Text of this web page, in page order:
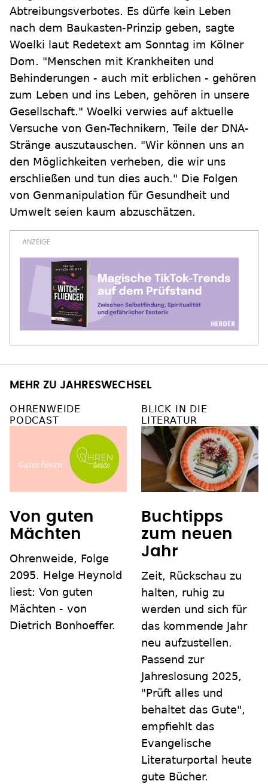
Abtreibungsverbotes. Es dürfe kein Leben
nach dem Baukasten-Prinzip geben, sagte
Woelki laut Redetext am Sonntag im Kölner
Dom. "Menschen mit Krankheiten und
Behinderungen - auch mit erblichen - gehören
zum Leben und ins Leben, gehören in unsere
Gesellschaft." Woelki verwies auf aktuelle
Versuche von Gen-Technikern, Teile der DNA-
Stränge auszutauschen. "Wir können uns an
den Möglichkeiten verheben, die wir uns
erschließen und tun dies auch." Die Folgen
von Genmanipulation für Gesundheit und
Umwelt seien kaum abzuschätzen.
MEHR ZU JAHRESWECHSEL
OHRENWEIDE
PODCAST
Von guten
Mächten
Ohrenweide, Folge
2095. Helge Heynold
liest: Von guten
Mächten - von
Dietrich Bonhoeffer.
BLICK IN DIE
LITERATUR
Buchtipps
zum neuen
Jahr
Zeit, Rückschau zu
halten, ruhig zu
werden und sich für
das kommende Jahr
neu aufzustellen.
Passend zur
Jahreslosung 2025,
"Prüft alles und
behaltet das Gute",
empfiehlt das
Evangelische
Literaturportal heute
gute Bücher.